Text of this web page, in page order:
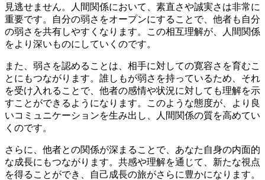
見逃せません。人間関係において、素直さや誠実さは非常に
重要です。自分の弱さをオープンにすることで、他者も自分
の弱さを共有しやすくなります。この相互理解が、人間関係
をより深いものにしていくのです。
また、弱さを認めることは、相手に対しての寛容さを育むこ
とにもつながります。誰しもが弱さを持っているため、それ
を受け入れることで、他者の感情や状況に対しても理解を示
すことができるようになります。このような態度が、より良
いコミュニケーションを生み出し、人間関係の質を高めてい
くのです。
さらに、他者との関係が深まることで、あなた自身の内面的
な成長にもつながります。共感や理解を通じて、新たな視点
を得ることができ、自己成長の旅がさらに豊かになります。